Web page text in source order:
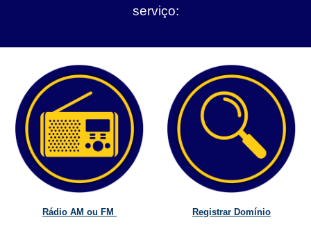
serviço:
Rádio AM ou FM Registrar Domínio